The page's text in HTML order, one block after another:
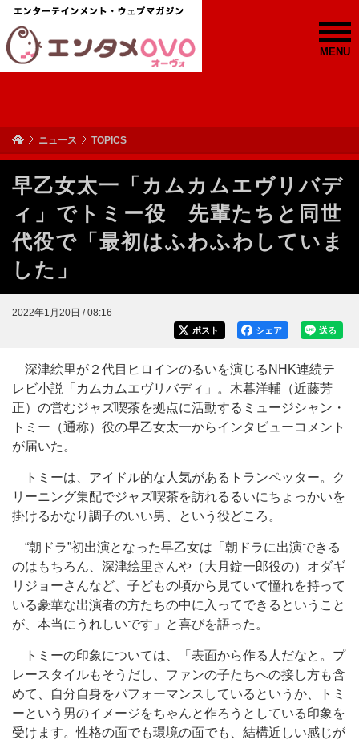
MENU
ニュース TOPICS
早乙女太一「カムカムエヴリバデ
ィ」でトミー役 先輩たちと同世
代役で「最初はふわふわしていま
した」
2022年1月20日 / 08:16
送る
シェア
ポスト
深津絵里が２代目ヒロインのるいを演じるNHK連続テ
レビ小説「カムカムエヴリバディ」。木暮洋輔（近藤芳
正）の営むジャズ喫茶を拠点に活動するミュージシャン・
トミー（通称）役の早乙女太一からインタビューコメント
が届いた。
トミーは、アイドル的な人気があるトランペッター。ク
リーニング集配でジャズ喫茶を訪れるるいにちょっかいを
掛けるかなり調子のいい男、という役どころ。
“朝ドラ”初出演となった早乙女は「朝ドラに出演できる
のはもちろん、深津絵里さんや（大月錠一郎役の）オダギ
リジョーさんなど、子どもの頃から見ていて憧れを持って
いる豪華な出演者の方たちの中に入ってできるということ
が、本当にうれしいです」と喜びを語った。
トミーの印象については、「表面から作る人だなと。プ
レースタイルもそうだし、ファンの子たちへの接し方も含
めて、自分自身をパフォーマンスしているというか、トミ
ーという男のイメージをちゃんと作ろうとしている印象を
受けます。性格の面でも環境の面でも、結構近しい感じが